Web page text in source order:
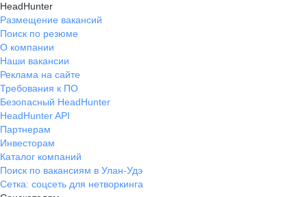
ее как и аванс выплачивают
раньше, чем обозначено в
договоре.
HeadHunter
Размещение вакансий
Поиск по резюме
О компании
Наши вакансии
Реклама на сайте
Требования к ПО
Безопасный HeadHunter
HeadHunter API
Партнерам
Инвесторам
Каталог компаний
Поиск по вакансиям в Улан-Удэ
Сетка: соцсеть для нетворкинга